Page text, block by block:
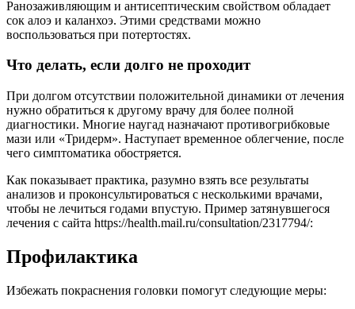
Ранозаживляющим и антисептическим свойством обладает
сок алоэ и каланхоэ. Этими средствами можно
воспользоваться при потертостях.
Что делать, если долго не проходит
При долгом отсутствии положительной динамики от лечения
нужно обратиться к другому врачу для более полной
диагностики. Многие наугад назначают противогрибковые
мази или «Тридерм». Наступает временное облегчение, после
чего симптоматика обостряется.
Как показывает практика, разумно взять все результаты
анализов и проконсультироваться с несколькими врачами,
чтобы не лечиться годами впустую. Пример затянувшегося
лечения с сайта https://health.mail.ru/consultation/2317794/:
Профилактика
Избежать покраснения головки помогут следующие меры: